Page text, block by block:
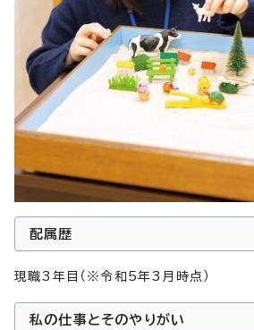
配属歴
現職3年目（※令和5年3月時点）
私の仕事とそのやりがい